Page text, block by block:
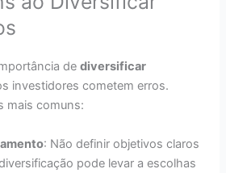
dediversificar
investidores cometem erros.
mais comuns:
: Não definir objetivos claros
pode levar a escolhas